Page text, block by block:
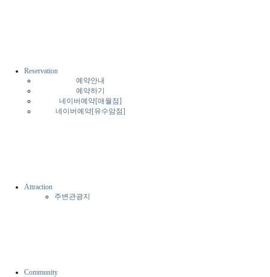
Reservation
예약안내
예약하기
네이버예약[애월점]
네이버예약[유수암점]
Attraction
주변관광지
Community